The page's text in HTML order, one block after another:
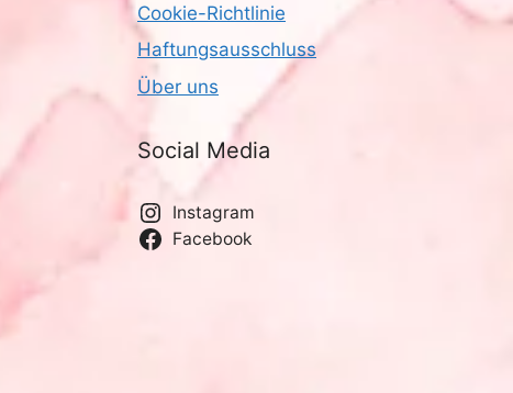
Cookie-Richtlinie
Haftungsausschluss
Über uns
Social Media
Instagram
Facebook